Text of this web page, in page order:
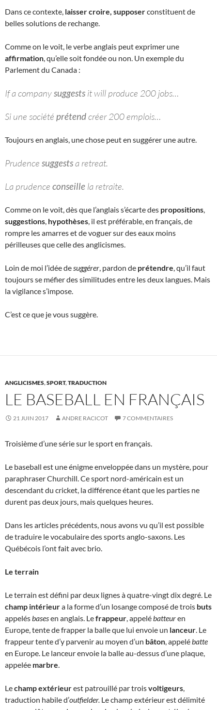
Dans ce contexte, laisser croire, supposerconstituent de
belles solutions de rechange.
Comme on le voit, le verbe anglais peut exprimer une
affirmation, qu’elle soit fondée ou non. Un exemple du
Parlement du Canada :
If a companysuggests it will produce 200 jobs…
Si une société prétendcréer 200 emplois…
Toujours en anglais, une chose peut en suggérer une autre.
Prudence suggestsa retreat.
La prudence conseille la retraite.
Comme on le voit, dès que l’anglais s’écarte des propositions,
suggestions, hypothèses, il est préférable, en français, de
rompre les amarres et de voguer sur des eaux moins
périlleuses que celle des anglicismes.
Loin de moi l’idée desuggérer, pardon de prétendre, qu’il faut
toujours se méfier des similitudes entre les deux langues. Mais
la vigilance s’impose.
C’est ce que je vous suggère.
ANGLICISMES,SPORT,TRADUCTION
LE BASEBALL EN FRANÇAIS
21 JUIN 2017 ANDRE RACICOT 7 COMMENTAIRES
Troisième d’une série sur le sport en français.
Le baseball est une énigme enveloppée dans un mystère, pour
paraphraser Churchill. Ce sport nord-américain est un
descendant du cricket, la différence étant que les parties ne
durent pas deux jours, mais quelques heures.
Dans les articles précédents, nous avons vu qu’il est possible
de traduire le vocabulaire des sports anglo-saxons. Les
Québécois l’ont fait avec brio.
Le terrain
Le terrain est défini par deux lignes à quatre-vingt dix degré. Le
champ intérieura la forme d’un losange composé de trois buts
appelésbasesen anglais. Lefrappeur, appelébatteuren
Europe, tente de frapper la balle que lui envoie un lanceur. Le
frappeur tente d’y parvenir au moyen d’un bâton, appelébatte
en Europe. Le lanceur envoie la balle au-dessus d’une plaque,
appelée marbre.
Lechamp extérieurest patrouillé par troisvoltigeurs,
traduction habile d’outfielder. Le champ extérieur est délimité